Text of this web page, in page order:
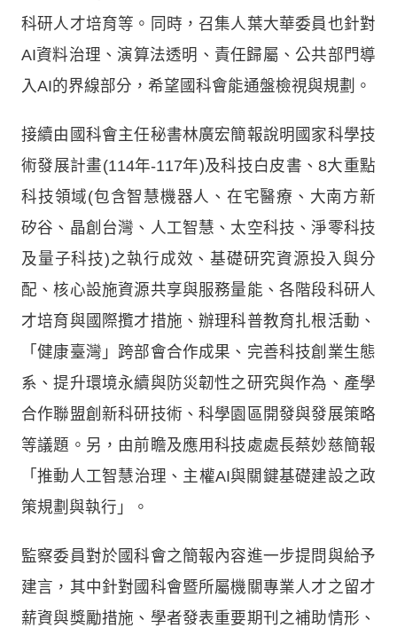
科研人才培育等。同時，召集人葉大華委員也針對
AI資料治理、演算法透明、責任歸屬、公共部門導
入AI的界線部分，希望國科會能通盤檢視與規劃。
接續由國科會主任秘書林廣宏簡報說明國家科學技
術發展計畫(114年-117年)及科技白皮書、8大重點
科技領域(包含智慧機器人、在宅醫療、大南方新
矽谷、晶創台灣、人工智慧、太空科技、淨零科技
及量子科技)之執行成效、基礎研究資源投入與分
配、核心設施資源共享與服務量能、各階段科研人
才培育與國際攬才措施、辦理科普教育扎根活動、
「健康臺灣」跨部會合作成果、完善科技創業生態
系、提升環境永續與防災韌性之研究與作為、產學
合作聯盟創新科研技術、科學園區開發與發展策略
等議題。另，由前瞻及應用科技處處長蔡妙慈簡報
「推動人工智慧治理、主權AI與關鍵基礎建設之政
策規劃與執行」。
監察委員對於國科會之簡報內容進一步提問與給予
建言，其中針對國科會暨所屬機關專業人才之留才
薪資與獎勵措施、學者發表重要期刊之補助情形、